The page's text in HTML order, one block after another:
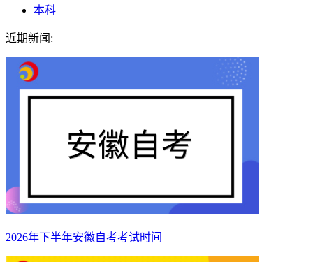
本科
近期新闻:
2026年下半年安徽自考考试时间